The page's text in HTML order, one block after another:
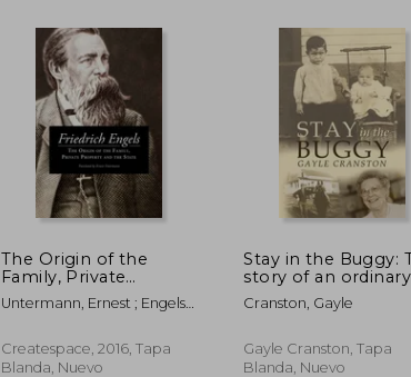
45%
dcto.
40%
dcto.
The Origin of the
Family, Private
Property and the
State (en Inglés)
Untermann, Ernest ; Engels,
Createspace, 2016, Tapa
Blanda, Nuevo
Stay in the Buggy:
story of an ordinary
woman doing
extraordinary things
Cranston, Gayle
Gayle Cranston, Tapa
Blanda, Nuevo